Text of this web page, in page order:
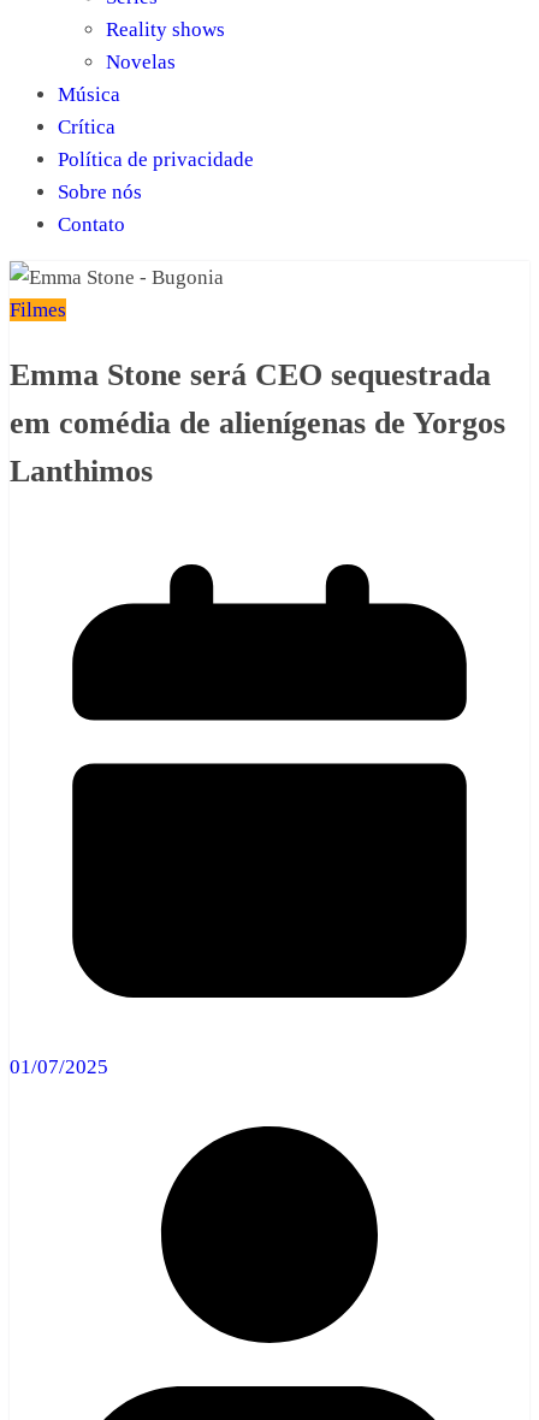
Reality shows
Novelas
Música
Crítica
Política de privacidade
Sobre nós
Contato
Filmes
Emma Stone será CEO sequestrada
em comédia de alienígenas de Yorgos
Lanthimos
01/07/2025